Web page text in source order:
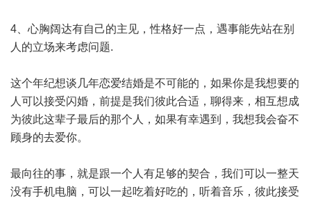
4、心胸阔达有自己的主见，性格好一点，遇事能先站在别
人的立场来考虑问题.
这个年纪想谈几年恋爱结婚是不可能的，如果你是我想要的
人可以接受闪婚，前提是我们彼此合适，聊得来，相互想成
为彼此这辈子最后的那个人，如果有幸遇到，我想我会奋不
顾身的去爱你。
最向往的事，就是跟一个人有足够的契合，我们可以一整天
没有手机电脑，可以一起吃着好吃的，听着音乐，彼此接受